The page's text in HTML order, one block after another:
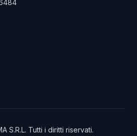
S.R.L. Tutti i diritti riservati.